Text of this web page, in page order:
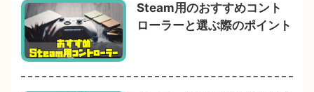
Steam用のおすすめコント
ローラーと選ぶ際のポイント